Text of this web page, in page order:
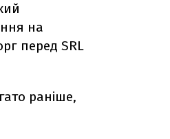
на
перед SRL
раніше,